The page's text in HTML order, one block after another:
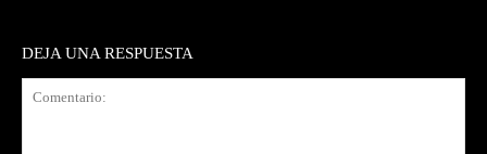
DEJA UNA RESPUESTA